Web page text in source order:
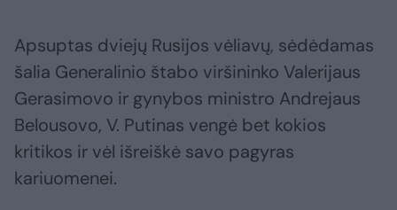
Apsuptas dviejų Rusijos vėliavų, sėdėdamas
šalia Generalinio štabo viršininko Valerijaus
Gerasimovo ir gynybos ministro Andrejaus
Belousovo, V. Putinas vengė bet kokios
kritikos ir vėl išreiškė savo pagyras
kariuomenei.